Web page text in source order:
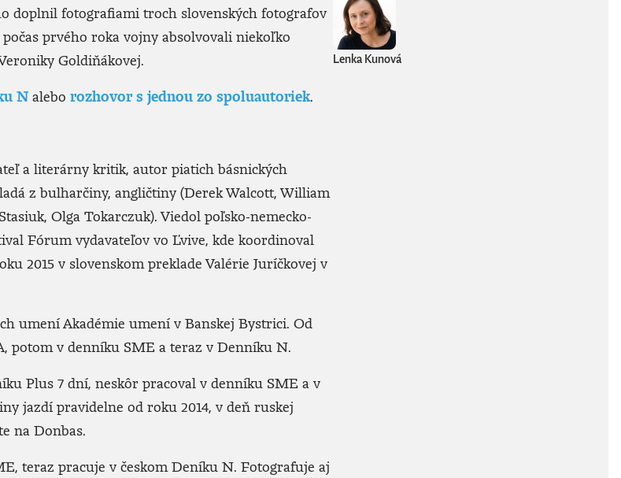
doplnil fotografiami troch slovenských fotografov
prvého roka vojny absolvovali niekoľko
Goldiňákovej.
N alebo rozhovor s jednou zo spoluautoriek.
a literárny kritik, autor piatich básnických
z bulharčiny, angličtiny (Derek Walcott, William
Olga Tokarczuk). Viedol poľsko-nemecko-
Fórum vydavateľov vo Ľvive, kde koordinoval
2015 v slovenskom preklade Valérie Juríčkovej v
umení Akadémie umení v Banskej Bystrici. Od
potom v denníku SME a teraz v Denníku N.
Plus 7 dní, neskôr pracoval v denníku SME a v
jazdí pravidelne od roku 2014, v deň ruskej
na Donbas.
teraz pracuje v českom Deníku N. Fotografuje aj
Lenka Kunová